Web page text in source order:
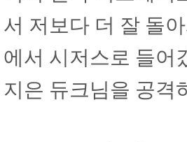
서 저보다 더 잘 돌
에서 시저스로 들어
지은 듀크님을 공격